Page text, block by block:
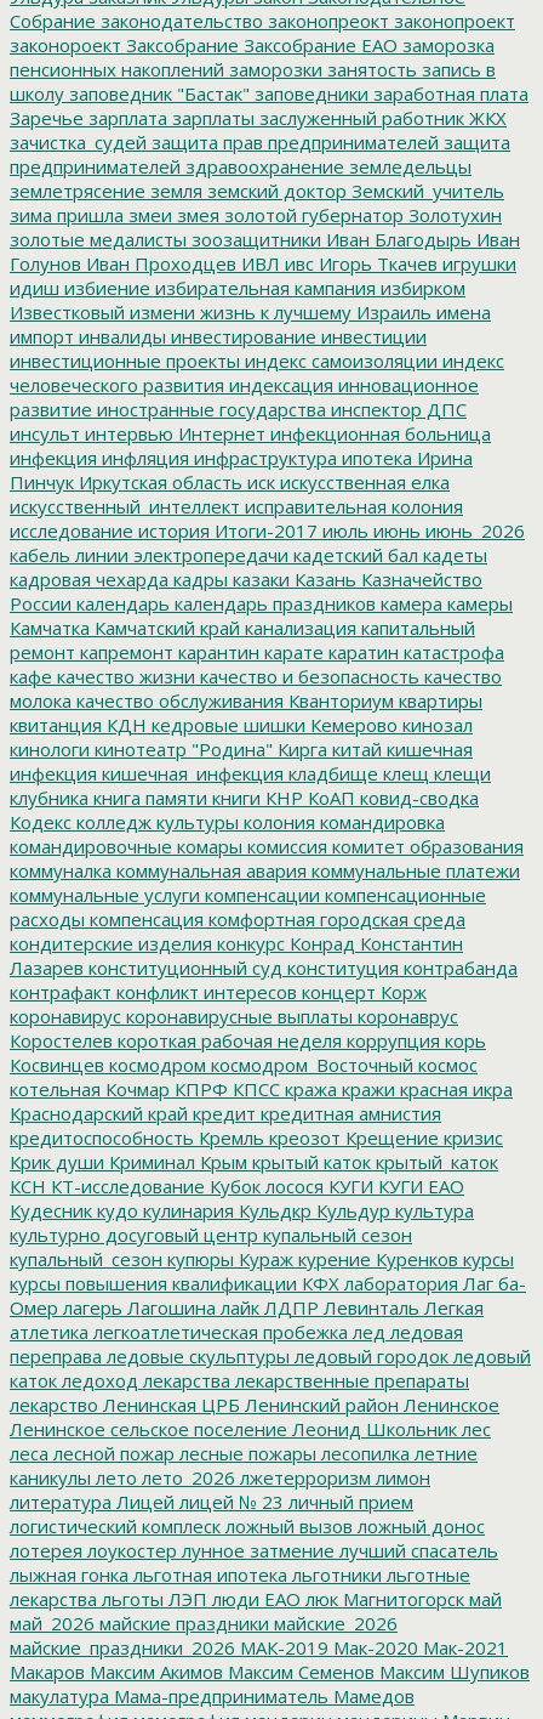
Собрание законодательство законопреокт законопроект
законороект Заксобрание Заксобрание ЕАО заморозка
пенсионных накоплений заморозки занятость запись в
школу заповедник "Бастак" заповедники заработная плата
Заречье зарплата зарплаты заслуженный работник ЖКХ
зачистка_судей защита прав предпринимателей защита
предпринимателей здравоохранение земледельцы
землетрясение земля земский доктор Земский_учитель
зима пришла змеи змея золотой губернатор Золотухин
золотые медалисты зоозащитники Иван Благодырь Иван
Голунов Иван Проходцев ИВЛ ивс Игорь Ткачев игрушки
идиш избиение избирательная кампания избирком
Известковый измени жизнь к лучшему Израиль имена
импорт инвалиды инвестирование инвестиции
инвестиционные проекты индекс самоизоляции индекс
человеческого развития индексация инновационное
развитие иностранные государства инспектор ДПС
инсульт интервью Интернет инфекционная больница
инфекция инфляция инфраструктура ипотека Ирина
Пинчук Иркутская область иск искусственная елка
искусственный_интеллект исправительная колония
исследование история Итоги-2017 июль июнь июнь_2026
кабель линии электропередачи кадетский бал кадеты
кадровая чехарда кадры казаки Казань Казначейство
России календарь календарь праздников камера камеры
Камчатка Камчатский край канализация капитальный
ремонт капремонт карантин карате каратин катастрофа
кафе качество жизни качество и безопасность качество
молока качество обслуживания Кванториум квартиры
квитанция КДН кедровые шишки Кемерово кинозал
кинологи кинотеатр "Родина" Кирга китай кишечная
инфекция кишечная_инфекция кладбище клещ клещи
клубника книга памяти книги КНР КоАП ковид-сводка
Кодекс колледж культуры колония командировка
командировочные комары комиссия комитет образования
коммуналка коммунальная авария коммунальные платежи
коммунальные услуги компенсации компенсационные
расходы компенсация комфортная городская среда
кондитерские изделия конкурс Конрад Константин
Лазарев конституционный суд конституция контрабанда
контрафакт конфликт интересов концерт Корж
коронавирус коронавирусные выплаты коронаврус
Коростелев короткая рабочая неделя коррупция корь
Косвинцев космодром космодром_Восточный космос
котельная Кочмар КПРФ КПСС кража кражи красная икра
Краснодарский край кредит кредитная амнистия
кредитоспособность Кремль креозот Крещение кризис
Крик души Криминал Крым крытый каток крытый_каток
КСН КТ-исследование Кубок лосося КУГИ КУГИ ЕАО
Кудесник кудо кулинария Кульдкр Кульдур культура
культурно досуговый центр купальный сезон
купальный_сезон купюры Кураж курение Куренков курсы
курсы повышения квалификации КФХ лаборатория Лаг ба-
Омер лагерь Лагошина лайк ЛДПР Левинталь Легкая
атлетика легкоатлетическая пробежка лед ледовая
переправа ледовые скульптуры ледовый городок ледовый
каток ледоход лекарства лекарственные препараты
лекарство Ленинская ЦРБ Ленинский район Ленинское
Ленинское сельское поселение Леонид Школьник лес
леса лесной пожар лесные пожары лесопилка летние
каникулы лето лето_2026 лжетерроризм лимон
литература Лицей лицей № 23 личный прием
логистический комплеск ложный вызов ложный донос
лотерея лоукостер лунное затмение лучший спасатель
лыжная гонка льготная ипотека льготники льготные
лекарства льготы ЛЭП люди ЕАО люк Магнитогорск май
май_2026 майские праздники майские_2026
майские_праздники_2026 МАК-2019 Мак-2020 Мак-2021
Макаров Максим Акимов Максим Семенов Максим Шупиков
макулатура Мама-предприниматель Мамедов